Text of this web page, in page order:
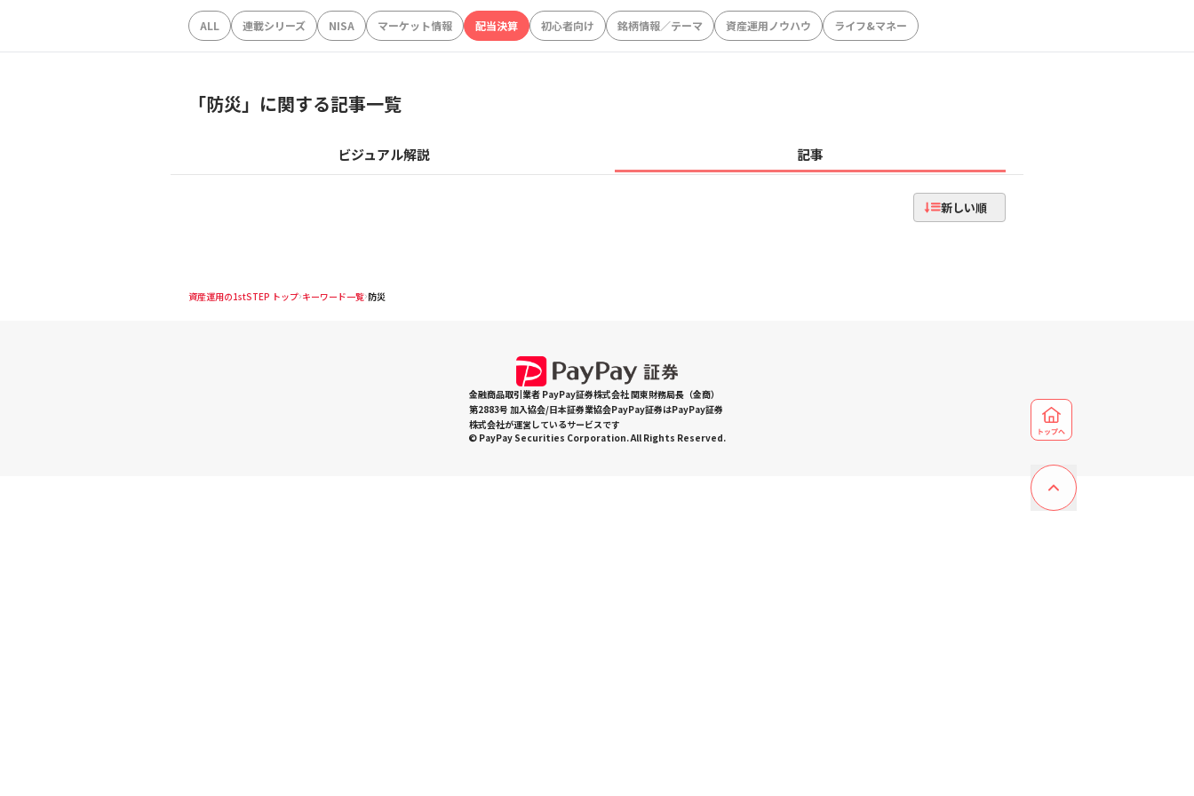
ALL 連載シリーズ NISA マーケット情報 配当決算 初心者向け 銘柄情報／テーマ 資産運用ノウハウ ライフ&マネー
「防災」に関する記事一覧
ビジュアル解説 記事
新しい順
資産運用の1stSTEP トップ キーワード一覧 防災
金融商品取引業者 PayPay証券株式会社 関東財務局長（金商）
第2883号 加入協会/日本証券業協会PayPay証券はPayPay証券
株式会社が運営しているサービスです
© PayPay Securities Corporation. All Rights Reserved.